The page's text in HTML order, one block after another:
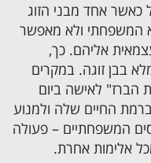
אחד מבני הזוג
המשפחתי ולא מאפשר
אליהם. כך,
בבן זוגה. במקרים
הברז" לאישה ביום
החיים שלה ולמנוע
המשפחתיים – פעולה
אלימות אחרת.